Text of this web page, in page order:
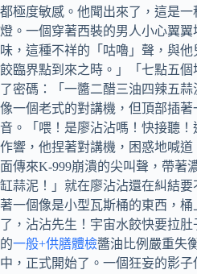
都極度敏感。他聞出來了，這是
燈。一個穿著西裝的男人小心翼
味，這種不祥的「咕嚕」聲，與
餃臨界點到來之時。」「七點五
了密碼：「一醬二醋三油四辣五蒜
像一個老式的對講機，但頂部插
音。「喂！是廖沾沾嗎！快接聽
作響，他捏著對講機，困惑地喊
面傳來K-999崩潰的尖叫聲，帶
缸蒜泥！」就在廖沾沾還在糾結
著一個像是小型瓦斯桶的東西，
了，沾沾先生！宇宙水餃快要拉
的一般+供膳體檢醬油比例嚴重失
中，正式開始了。一個狂妄的影